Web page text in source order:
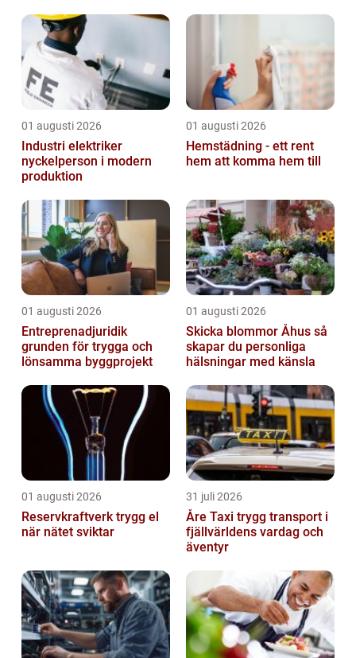
01 augusti 2026
Industri elektriker
nyckelperson i modern
produktion
01 augusti 2026
Hemstädning - ett rent
hem att komma hem till
01 augusti 2026
Entreprenadjuridik
grunden för trygga och
lönsamma byggprojekt
01 augusti 2026
Skicka blommor Åhus så
skapar du personliga
hälsningar med känsla
01 augusti 2026
Reservkraftverk trygg el
när nätet sviktar
31 juli 2026
Åre Taxi trygg transport i
fjällvärldens vardag och
äventyr